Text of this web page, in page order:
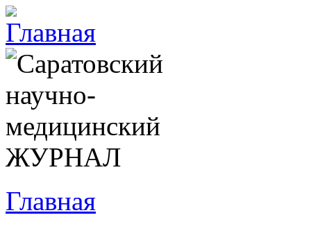
Главная